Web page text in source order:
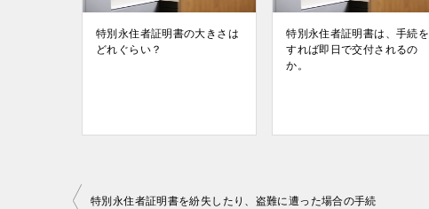
特別永住者証明書の大きさは
どれぐらい？
特別永住者証明書は、手続を
すれば即日で交付されるの
か。
投特別永住者証明書を紛失したり、盗難に遭った場合の手続